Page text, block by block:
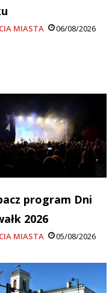
MIASTA 06/08/2026
program Dni
2026
MIASTA 05/08/2026